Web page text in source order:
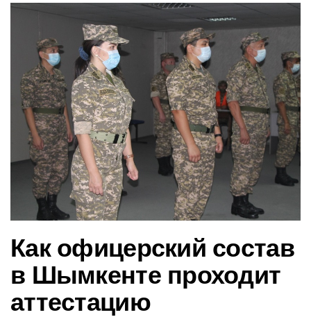
и
а
ц
и
ю
Как офицерский состав
в Шымкенте проходит
аттестацию